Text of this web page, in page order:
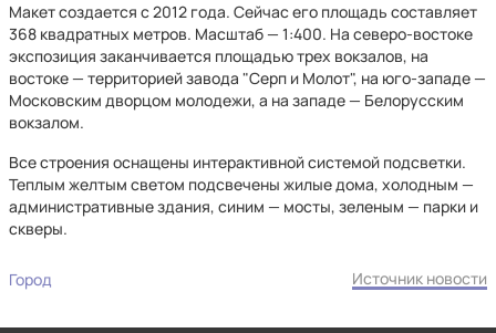
Макет создается с 2012 года. Сейчас его площадь составляет
368 квадратных метров. Масштаб — 1:400. На северо-востоке
экспозиция заканчивается площадью трех вокзалов, на
востоке — территорией завода "Серп и Молот", на юго-западе —
Московским дворцом молодежи, а на западе — Белорусским
вокзалом.
Все строения оснащены интерактивной системой подсветки.
Теплым желтым светом подсвечены жилые дома, холодным —
административные здания, синим — мосты, зеленым — парки и
скверы.
Город Источник новости